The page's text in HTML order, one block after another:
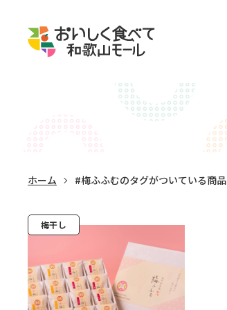
ホーム #梅ふふむのタグがついている商品
梅干し